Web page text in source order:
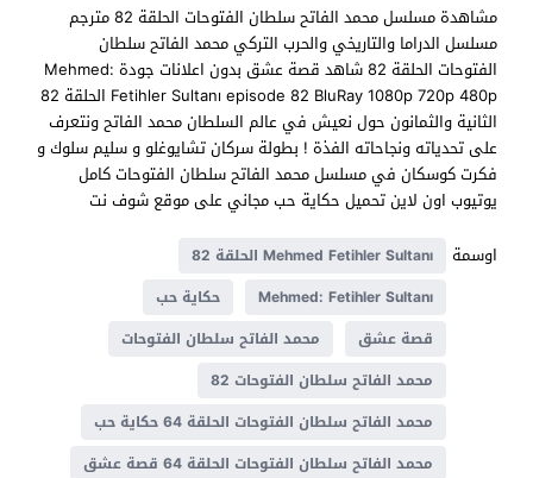
مشاهدة مسلسل محمد الفاتح سلطان الفتوحات الحلقة 82 مترجم
مسلسل الدراما والتاريخي والحرب التركي محمد الفاتح سلطان
الفتوحات الحلقة 82 شاهد قصة عشق بدون اعلانات جودة Mehmed:
Fetihler Sultanı episode 82 BluRay 1080p 720p 480p الحلقة 82
الثانية والثمانون حول نعيش في عالم السلطان محمد الفاتح ونتعرف
على تحدياته ونجاحاته الفذة ! بطولة سركان تشايوغلو و سليم سلوك و
فكرت كوسكان في مسلسل محمد الفاتح سلطان الفتوحات كامل
يوتيوب اون لاين تحميل حكاية حب مجاني على موقع شوف نت
اوسمة
Mehmed Fetihler Sultanı الحلقة 82
Mehmed: Fetihler Sultanı
حكاية حب
قصة عشق
محمد الفاتح سلطان الفتوحات
محمد الفاتح سلطان الفتوحات 82
محمد الفاتح سلطان الفتوحات الحلقة 64 حكاية حب
محمد الفاتح سلطان الفتوحات الحلقة 64 قصة عشق